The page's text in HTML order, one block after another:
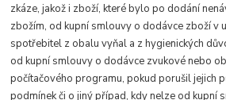
zkáze, jakož i zboží, které bylo po dodání
zbožím, od kupní smlouvy o dodávce zboží v
spotřebitel z obalu vyňal a z hygienických
od kupní smlouvy o dodávce zvukové nebo
počítačového programu, pokud porušil jejich
podmínek či o jiný případ, kdy nelze od kupní